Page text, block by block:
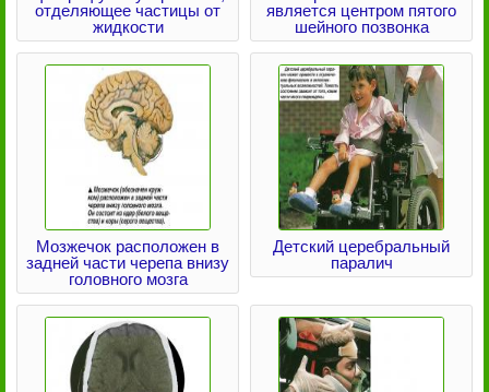
отделяющее частицы от
жидкости
является центром пятого
шейного позвонка
Мозжечок расположен в
задней части черепа внизу
головного мозга
Детский церебральный
паралич